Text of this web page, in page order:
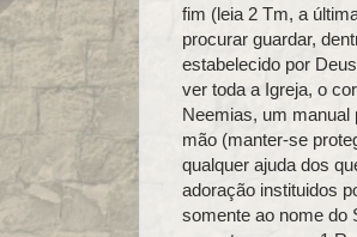
fim (leia 2 Tm, a
procurar guardar,
estabelecido por
ver toda a Igreja, o
Neemias, um
mão (manter‑se
qualquer ajuda dos
adoração instituidos
somente ao nome do